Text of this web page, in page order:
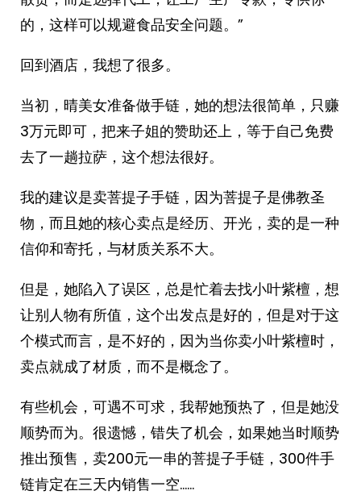
的，这样可以规避食品安全问题。”
回到酒店，我想了很多。
当初，晴美女准备做手链，她的想法很简单，只赚
3万元即可，把来子姐的赞助还上，等于自己免费
去了一趟拉萨，这个想法很好。
我的建议是卖菩提子手链，因为菩提子是佛教圣
物，而且她的核心卖点是经历、开光，卖的是一种
信仰和寄托，与材质关系不大。
但是，她陷入了误区，总是忙着去找小叶紫檀，想
让别人物有所值，这个出发点是好的，但是对于这
个模式而言，是不好的，因为当你卖小叶紫檀时，
卖点就成了材质，而不是概念了。
有些机会，可遇不可求，我帮她预热了，但是她没
顺势而为。很遗憾，错失了机会，如果她当时顺势
推出预售，卖200元一串的菩提子手链，300件手
链肯定在三天内销售一空……